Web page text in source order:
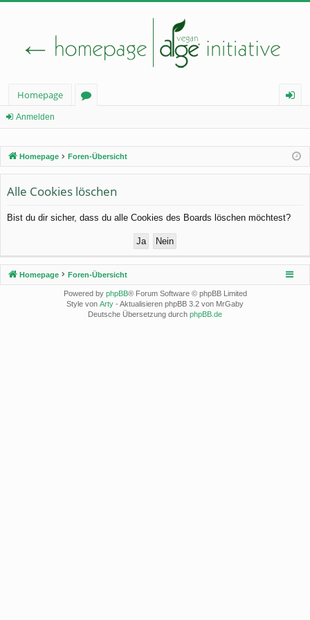
Homepage
el
Anmelden
Homepage Foren-Übersicht
Alle Cookies löschen
Bist du dir sicher, dass du alle Cookies des Boards löschen möchtest?
Homepage Foren-Übersicht
Powered by phpBB® Forum Software © phpBB Limited
Style von Arty - Aktualisieren phpBB 3.2 von MrGaby
Deutsche Übersetzung durch phpBB.de